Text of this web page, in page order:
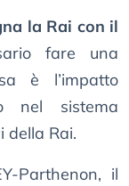
la Rai con il
fare una
è l’impatto
nel sistema
della Rai.
Parthenon, il